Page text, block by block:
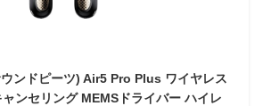
ンドピーツ) Air5 Pro Plus ワイヤレス
ンセリング MEMSドライバー ハイレ